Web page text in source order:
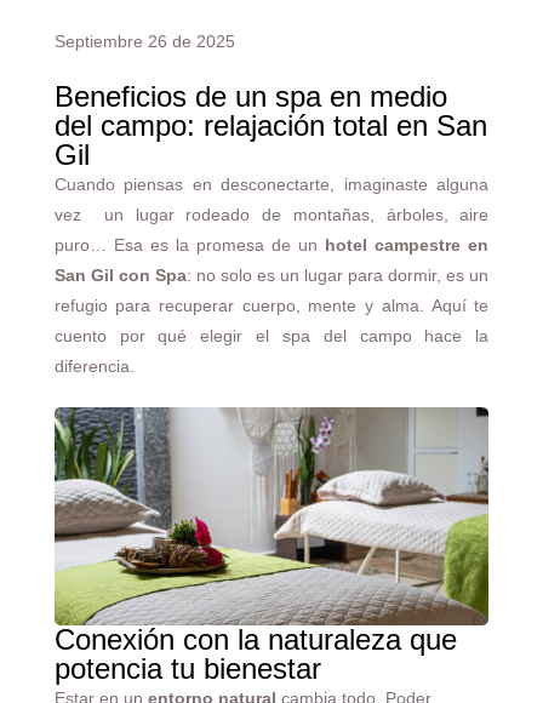
Septiembre 26 de 2025
Beneficios de un spa en medio
del campo: relajación total en San
Gil
Cuando piensas en desconectarte, imaginaste alguna
vez un lugar rodeado de montañas, árboles, aire
puro… Esa es la promesa de un hotel campestre en
San Gil con Spa: no solo es un lugar para dormir, es un
refugio para recuperar cuerpo, mente y alma. Aquí te
cuento por qué elegir el spa del campo hace la
diferencia.
Conexión con la naturaleza que
potencia tu bienestar
Estar en un entorno natural cambia todo. Poder